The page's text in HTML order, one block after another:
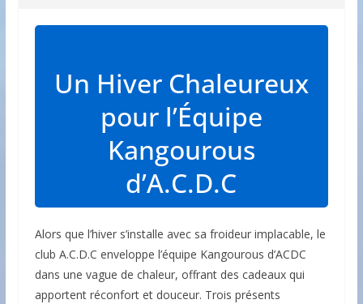
Un Hiver Chaleureux
pour l’Équipe
Kangourous
d’A.C.D.C
Alors que l’hiver s’installe avec sa froideur implacable, le
club A.C.D.C enveloppe l’équipe Kangourous d’ACDC
dans une vague de chaleur, offrant des cadeaux qui
apportent réconfort et douceur. Trois présents